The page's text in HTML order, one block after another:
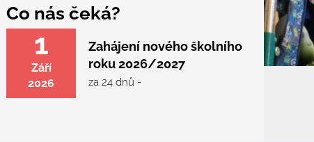
Co nás čeká?
1
Září
2026
Zahájení nového školního
roku 2026/2027
za 24 dnů -